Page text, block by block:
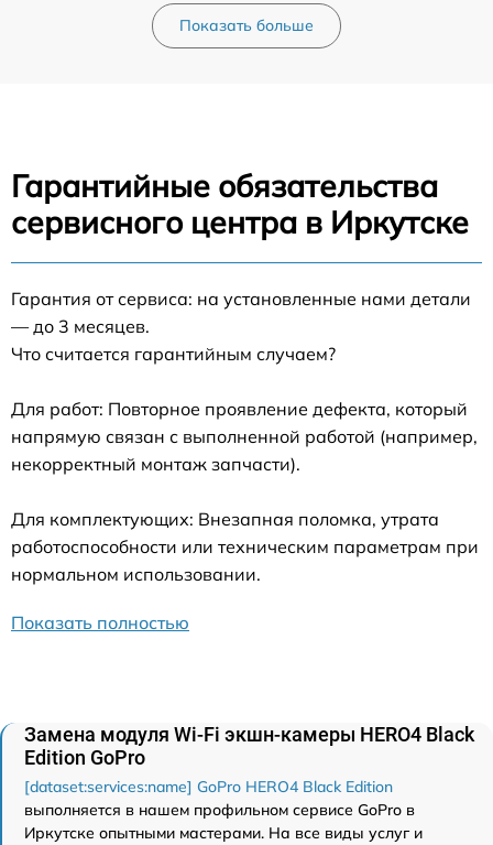
Показать больше
Гарантийные обязательства
сервисного центра в Иркутске
Гарантия от сервиса: на установленные нами детали
— до 3 месяцев.
Что считается гарантийным случаем?
Для работ: Повторное проявление дефекта, который
напрямую связан с выполненной работой (например,
некорректный монтаж запчасти).
Для комплектующих: Внезапная поломка, утрата
работоспособности или техническим параметрам при
нормальном использовании.
Показать полностью
Замена модуля Wi-Fi экшн-камеры HERO4 Black
Edition GoPro
[dataset:services:name] GoPro HERO4 Black Edition
выполняется в нашем профильном сервисе GoPro в
Иркутске опытными мастерами. На все виды услуг и